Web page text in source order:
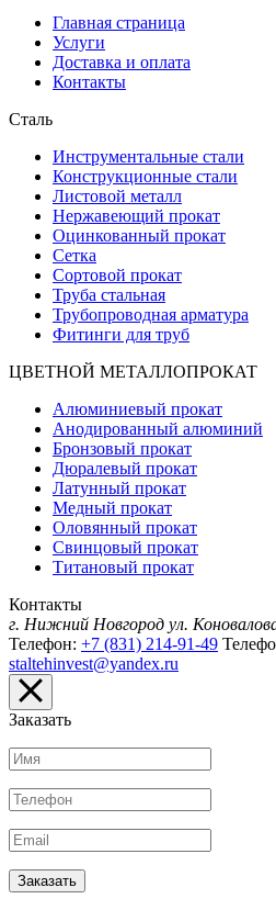
Главная страница
Услуги
Доставка и оплата
Контакты
Сталь
Инструментальные стали
Конструкционные стали
Листовой металл
Нержавеющий прокат
Оцинкованный прокат
Сетка
Сортовой прокат
Труба стальная
Трубопроводная арматура
Фитинги для труб
ЦВЕТНОЙ МЕТАЛЛОПРОКАТ
Алюминиевый прокат
Анодированный алюминий
Бронзовый прокат
Дюралевый прокат
Латунный прокат
Медный прокат
Оловянный прокат
Свинцовый прокат
Титановый прокат
Контакты
г. Нижний Новгород ул.
Телефон: +7 (831) 214-91-49
staltehinvest@yandex.ru
Заказать